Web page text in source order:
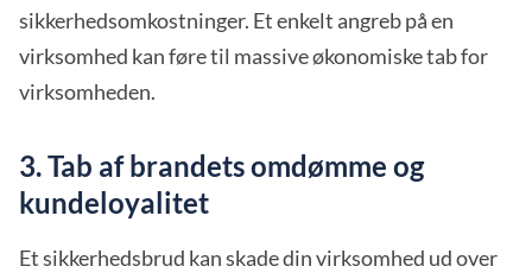
sikkerhedsomkostninger. Et enkelt angreb på en
virksomhed kan føre til massive økonomiske tab for
virksomheden.
3. Tab af brandets omdømme og
kundeloyalitet
Et sikkerhedsbrud kan skade din virksomhed ud over